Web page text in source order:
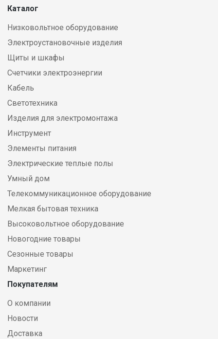
Каталог
Низковольтное оборудование
Электроустановочные изделия
Щиты и шкафы
Счетчики электроэнергии
Кабель
Светотехника
Изделия для электромонтажа
Инструмент
Элементы питания
Электрические теплые полы
Умный дом
Телекоммуникационное оборудование
Мелкая бытовая техника
Высоковольтное оборудование
Новогодние товары
Сезонные товары
Маркетинг
Покупателям
О компании
Новости
Доставка